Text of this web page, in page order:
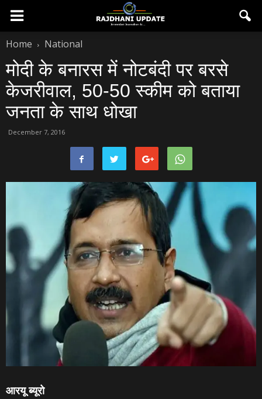
Home National
मोदी के बनारस में नोटबंदी पर बरसे
केजरीवाल, 50-50 स्‍कीम को बताया
जनता के साथ धोखा
December 7, 2016
आरयू ब्‍यूरो